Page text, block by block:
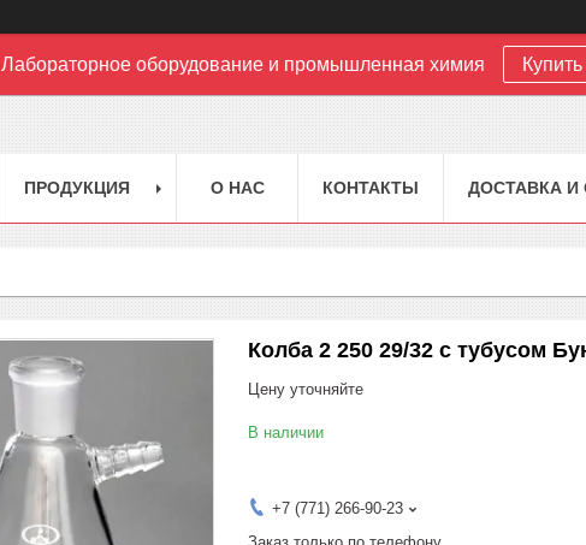
Лабораторное оборудование и промышленная химия Купить
ПРОДУКЦИЯ О НАС КОНТАКТЫ ДОСТАВКА И
Колба 2 250 29/32 с тубусом
Цену уточняйте
В наличии
+7 (771) 266-90-23